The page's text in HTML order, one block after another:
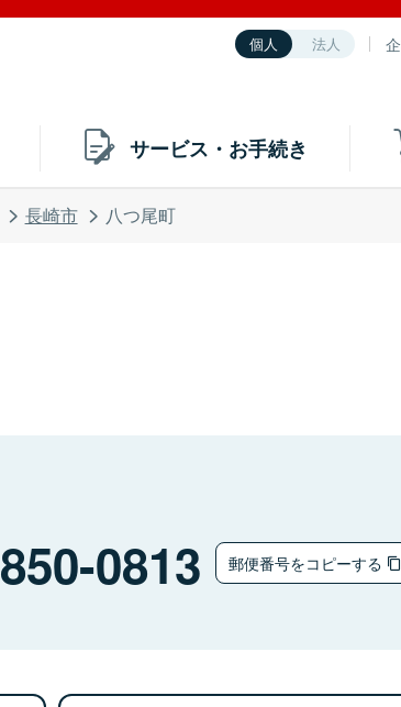
個人 法人
サービス・お手続き
長崎市 八つ尾町
850-0813 郵便番号をコピーする